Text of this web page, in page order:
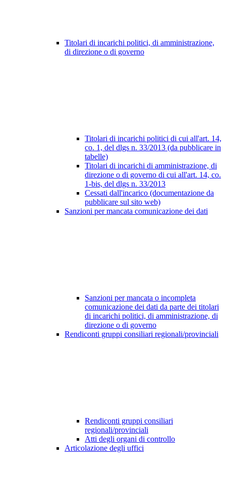
Titolari di incarichi politici, di amministrazione,
di direzione o di governo
Titolari di incarichi politici di cui all'art. 14,
co. 1, del dlgs n. 33/2013 (da pubblicare in
tabelle)
Titolari di incarichi di amministrazione, di
direzione o di governo di cui all'art. 14, co.
1-bis, del dlgs n. 33/2013
Cessati dall'incarico (documentazione da
pubblicare sul sito web)
Sanzioni per mancata comunicazione dei dati
Sanzioni per mancata o incompleta
comunicazione dei dati da parte dei titolari
di incarichi politici, di amministrazione, di
direzione o di governo
Rendiconti gruppi consiliari regionali/provinciali
Rendiconti gruppi consiliari
regionali/provinciali
Atti degli organi di controllo
Articolazione degli uffici